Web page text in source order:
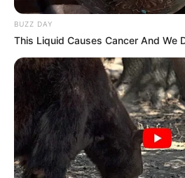
BUZZ DAY
This Liquid Causes Cancer And We